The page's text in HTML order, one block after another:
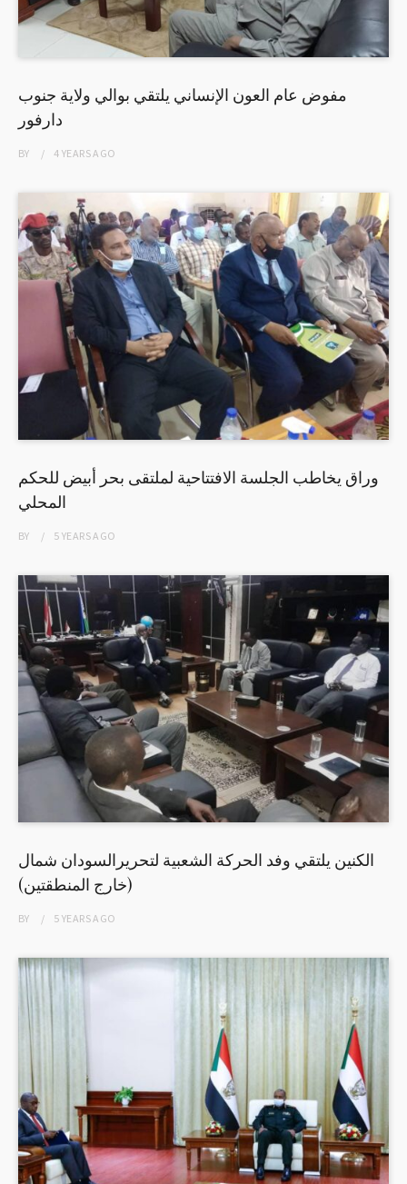
مفوض عام العون الإنساني يلتقي بوالي ولاية جنوب
دارفور
BY 4 YEARSAGO
وراق يخاطب الجلسة الافتتاحية لملتقى بحر أبيض للحكم
المحلي
BY 5 YEARSAGO
الكنين يلتقي وفد الحركة الشعبية لتحريرالسودان شمال
(خارج المنطقتين)
BY 5 YEARSAGO